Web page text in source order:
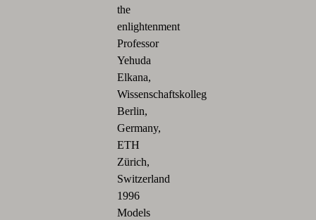
the
enlightenment
Professor
Yehuda
Elkana,
Wissenschaftskolleg
Berlin,
Germany,
ETH
Zürich,
Switzerland
1996
Models